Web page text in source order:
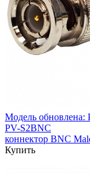
Модель обновлена:
PV-S2BNC
коннектор BNC
Купить